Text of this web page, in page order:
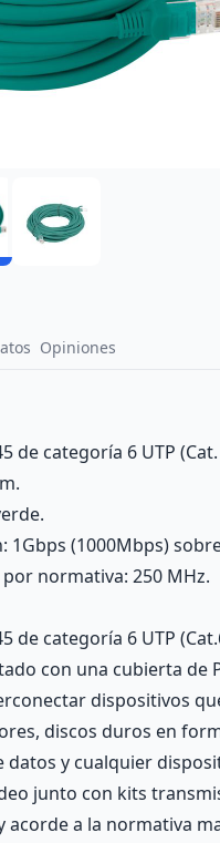
Opiniones
de categoría 6 UTP (Cat.
1Gbps (1000Mbps)
normativa: 250 MHz.
de categoría 6 UTP
con una cubierta de
dispositivos
discos duros en
datos y cualquier
junto con kits
a la normativa